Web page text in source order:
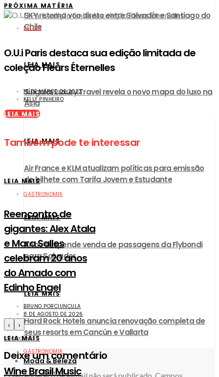
SKY retoma voo direto entre Salvador e Santiago do
Chile
LEIA MAIS
Singular Luxury Travel revela o novo mapa do luxo na
Ásia
LEIA MAIS
Air France e KLM atualizam políticas para emissão
de bilhete com Tarifa Jovem e Estudante
LEIA MAIS
Anac suspende venda de passagens da Flybondi
para Salvador
LEIA MAIS
Hard Rock Hotels anuncia renovação completa de
seus resorts em Cancún e Vallarta
Moda & Beleza
Beleza
PRÓXIMA MATÉRIA
BELEZA
O.U.i Paris destaca sua edição limitada de
coleção Fleurs Éternelles
16 DE MARÇO DE 2023
KELLY PINHEIRO
LEIA MAIS
Também pode te interessar
LEIA MAIS
GASTRONOMIA
Reencontro de
gigantes: Alex Atala
e Mara Salles
celebram 20 anos
do Amado com
Edinho Engel
BRUNO PORCIUNCULA
8 DE AGOSTO DE 2026
LEIA MAIS
GASTRONOMIA
Wine Brasil Music
‹ ›
Deixe um comentário